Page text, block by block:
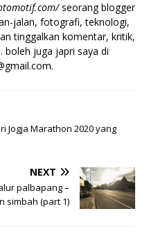
seorang blogger
jalan, fotografi, teknologi,
tinggalkan komentar, kritik,
boleh juga japri saya di
.
Jogja Marathon 2020 yang
NEXT
palbapang –
simbah (part 1)